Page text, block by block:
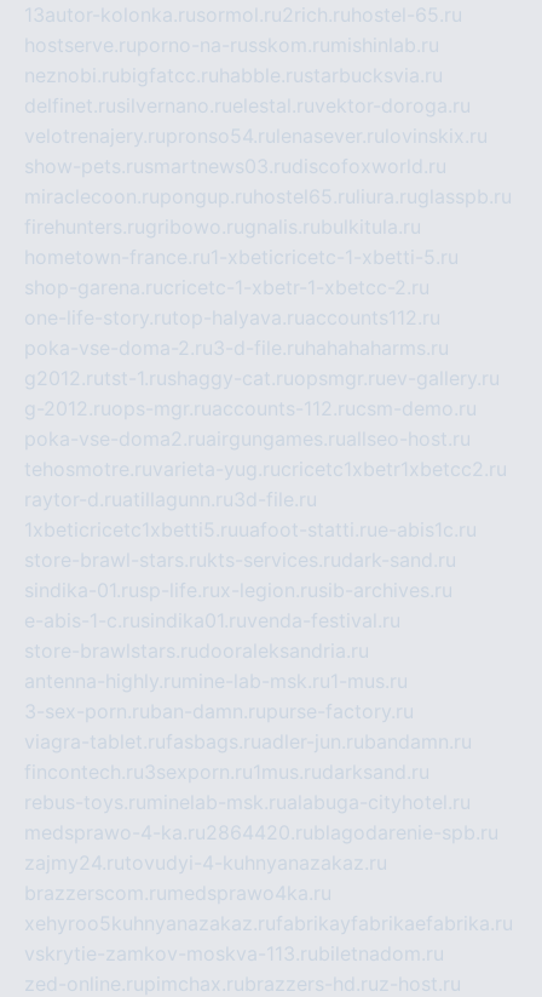
13autor-kolonka.rusormol.ru2rich.ru hostel-65.ru
hostserve.ruporno-na-russkom.ru mishinlab.ru
neznobi.rubigfatcc.ru habble.rustarbucksvia.ru
delfinet.rusilvernano.ruelestal.ruvektor-doroga.ru
velotrenajery.rupronso54.ru lenasever.ru lovinskix.ru
show-pets.rusmartnews03.rudiscofoxworld.ru
miraclecoon.rupongup.ru hostel65.ru liura.ruglasspb.ru
firehunters.rugribowo.rugnalis.rubulkitula.ru
hometown-france.ru1-xbeticricetc-1-xbetti-5.ru
shop-garena.rucricetc-1-xbetr-1-xbetcc-2.ru
one-life-story.rutop-halyava.ruaccounts112.ru
poka-vse-doma-2.ru3-d-file.ru hahahaharms.ru
g2012.rutst-1.rushaggy-cat.ruopsmgr.ruev-gallery.ru
g-2012.ruops-mgr.ruaccounts-112.rucsm-demo.ru
poka-vse-doma2.ruairgungames.ruallseo-host.ru
tehosmotre.ruvarieta-yug.rucricetc1xbetr1xbetcc2.ru
raytor-d.ruatillagunn.ru3d-file.ru
1xbeticricetc1xbetti5.ruuafoot-statti.rue-abis1c.ru
store-brawl-stars.rukts-services.rudark-sand.ru
sindika-01.rusp-life.rux-legion.rusib-archives.ru
e-abis-1-c.rusindika01.ruvenda-festival.ru
store-brawlstars.rudooraleksandria.ru
antenna-highly.ru mine-lab-msk.ru1-mus.ru
3-sex-porn.ruban-damn.rupurse-factory.ru
viagra-tablet.rufasbags.ruadler-jun.rubandamn.ru
fincontech.ru3sexporn.ru1mus.rudarksand.ru
rebus-toys.ru minelab-msk.rualabuga-cityhotel.ru
medsprawo-4-ka.ru2864420.rublagodarenie-spb.ru
zajmy24.rutovudyi-4-kuhnyanazakaz.ru
brazzerscom.ru medsprawo4ka.ru
xehyroo5kuhnyanazakaz.rufabrikayfabrikaefabrika.ru
vskrytie-zamkov-moskva-113.rubiletnadom.ru
zed-online.rupimchax.rubrazzers-hd.ruz-host.ru